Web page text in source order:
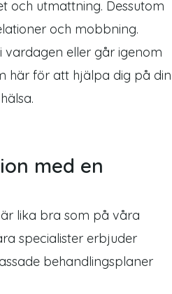
och utmattning. Dessutom
och mobbning.
eller går igenom
här för att hjälpa dig på din
med en
lika bra som på våra
specialister erbjuder
behandlingsplaner